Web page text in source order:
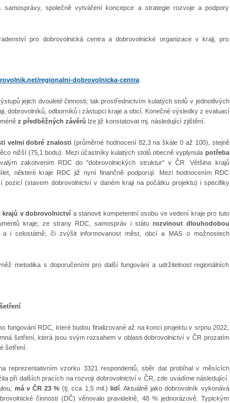
společně vytváření koncepce a strategie rozvoje a podpory
pro dobrovolnická centra a dobrovolnické organizace v kraji, pro
regionalni-dobrovolnicka-centra.
jejich dvouleté činnosti, tak prostřednictvím kulatých stolů v jednotlivých
dobrovolníků, odborníků i zástupci kraje a obcí. Konečné výsledky z evaluací
z předběžných závěrů lze již konstatovat mj. následující zjištění.
velmi dobré znalosti (průměrné hodnocení 82,3 na škále 0 až 100), stejně
nižší (75,1 bodu). Mezi účastníky kulatých stolů obecně vyplynula potřeba
zakotvením RDC do "dobrovolnických struktur" v ČR. Většina krajů
některé kraje RDC již nyní finančně podporují. Mezi hodnocením RDC
(stavem dobrovolnictví v daném kraji na počátku projektu) i specifiky
v dobrovolnictví a stanovit kompetentní osobu ve vedení kraje pro tuto
kraje; ze strany RDC, samospráv i státu rozvinout dlouhodobou
i celostátně; či zvýšit informovanost měst, obcí a MAS o možnostech
metodika s doporučeními pro další fungování a udržitelnost regionálních
fungování RDC, které budou finalizované až na konci projektu v srpnu 2022,
šetření, která jsou svým rozsahem v oblasti dobrovolnictví v ČR prozatím
šetření.
reprezentativním vzorku 3321 respondentů, sběr dat probíhal v měsících
při dalších pracích na rozvoji dobrovolnictví v ČR, zde uvádíme následující.
má v ČR 23 %(tj. cca 1,5 mil.) lidí. Aktuálně jako dobrovolník vykonává
činnosti (DČ) věnovalo pravidelně, 48 % jednorázově. Typickým